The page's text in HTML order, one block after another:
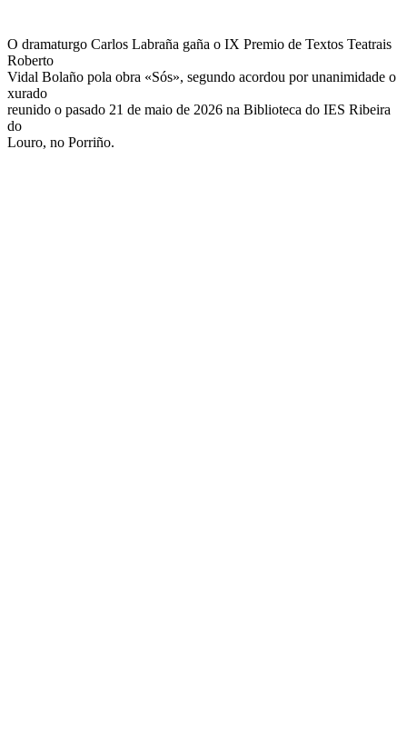
O dramaturgo Carlos Labraña gaña o IX Premio de Textos Teatrais
Roberto
Vidal Bolaño pola obra «Sós», segundo acordou por unanimidade o
xurado
reunido o pasado 21 de maio de 2026 na Biblioteca do IES Ribeira
do
Louro, no Porriño.